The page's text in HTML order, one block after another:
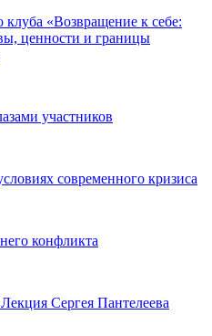
клуба «Возвращение к себе:
ценности и границы
участников
современного кризиса
конфликта
Сергея Пантелеева